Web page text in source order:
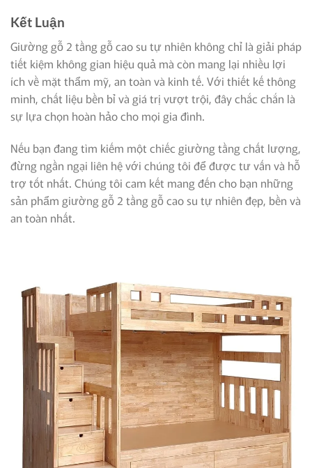
Kết Luận
Giường gỗ 2 tầng gỗ cao su tự nhiên không chỉ là giải pháp
tiết kiệm không gian hiệu quả mà còn mang lại nhiều lợi
ích về mặt thẩm mỹ, an toàn và kinh tế. Với thiết kế thông
minh, chất liệu bền bỉ và giá trị vượt trội, đây chắc chắn là
sự lựa chọn hoàn hảo cho mọi gia đình.
Nếu bạn đang tìm kiếm một chiếc giường tầng chất lượng,
đừng ngần ngại liên hệ với chúng tôi để được tư vấn và hỗ
trợ tốt nhất. Chúng tôi cam kết mang đến cho bạn những
sản phẩm giường gỗ 2 tầng gỗ cao su tự nhiên đẹp, bền và
an toàn nhất.